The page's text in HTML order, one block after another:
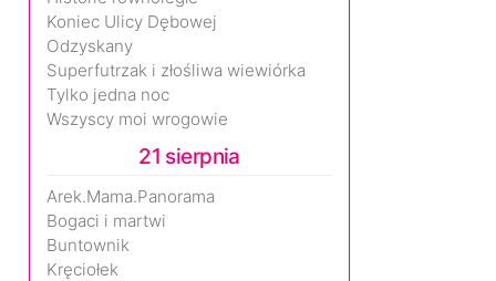
Koniec Ulicy Dębowej
Odzyskany
Superfutrzak i złośliwa wiewiórka
Tylko jedna noc
Wszyscy moi wrogowie
21 sierpnia
Arek.Mama.Panorama
Bogaci i martwi
Buntownik
Kręciołek